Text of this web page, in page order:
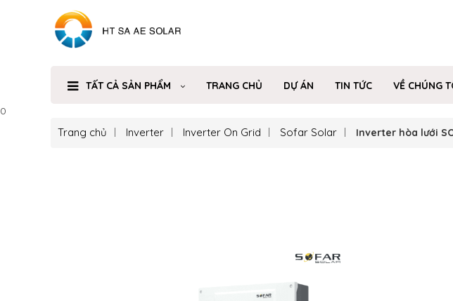
TẤT CẢ SẢN PHẨM TRANG CHỦ DỰ ÁN TIN TỨC VỀ CHÚNG
0
Trang chủ Inverter Inverter On Grid Sofar Solar Inverter hòa lưới